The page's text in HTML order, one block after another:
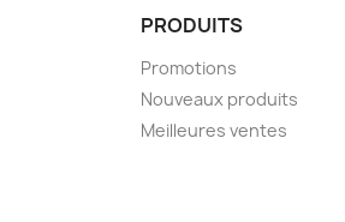
PRODUITS
Promotions
Nouveaux produits
Meilleures ventes